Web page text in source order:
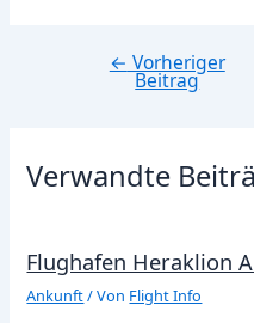
Beitragsnavigation
← Vorheriger
Beitrag
Verwandte
Flughafen Heraklion
Ankunft/ Von Flight Info